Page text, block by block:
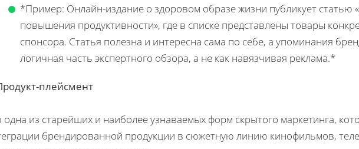
*Пример: Онлайн-издание о здоровом образе жизни публикует статью
повышения продуктивности», где в списке представлены товары
спонсора. Статья полезна и интересна сама по себе, а упоминания
логичная часть экспертного обзора, а не как навязчивая реклама.*
плейсмент
одна из старейших и наиболее узнаваемых форм скрытого маркетинга,
брендированной продукции в сюжетную линию кинофильмов,